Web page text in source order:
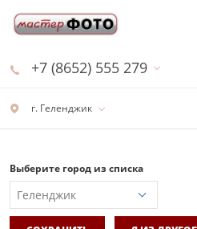
г. Геленджик
+7 (8652) 555 279
Выберите город из списка